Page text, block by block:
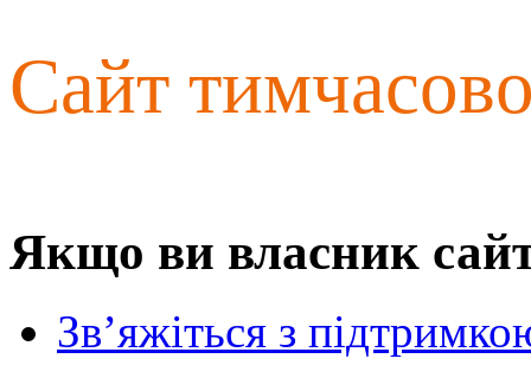
Сайт
Якщо ви власник
Зв’яжіться з